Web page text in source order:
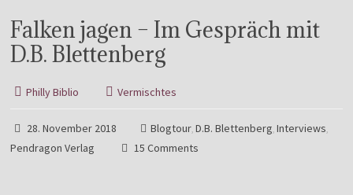
Falken jagen – Im Gespräch mit
D.B. Blettenberg
Philly Biblio Vermischtes
28. November 2018 Blogtour,D.B. Blettenberg,Interviews,
Pendragon Verlag 15 Comments